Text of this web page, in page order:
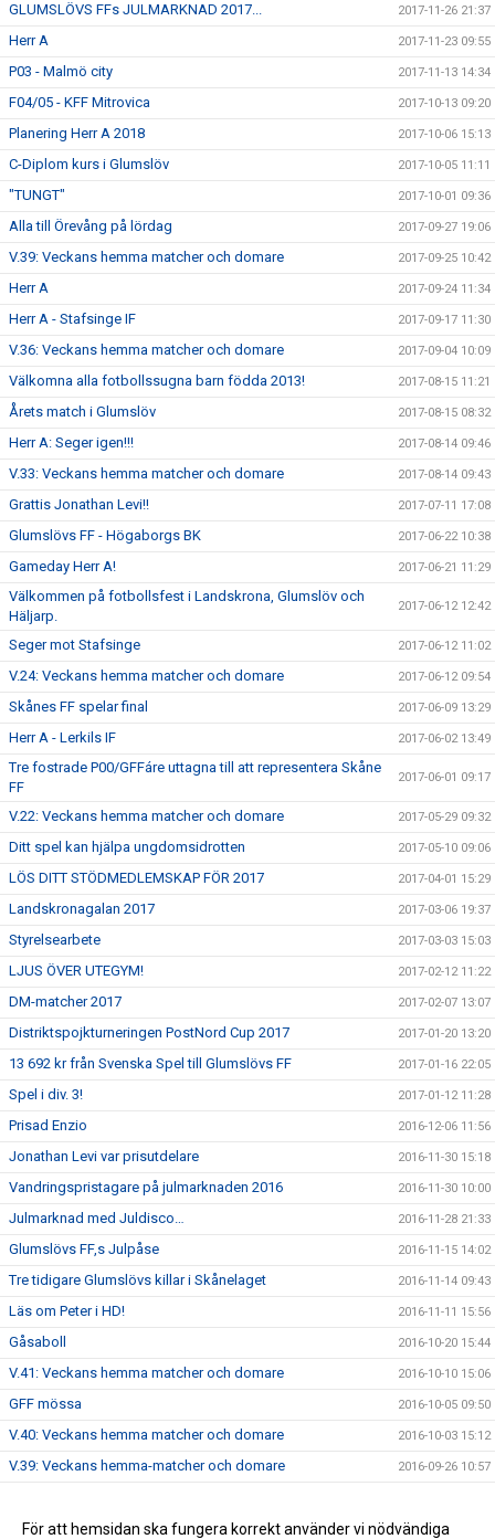
GLUMSLÖVS FFs JULMARKNAD 2017... 2017-11-26 21:37
Herr A 2017-11-23 09:55
P03 - Malmö city 2017-11-13 14:34
F04/05 - KFF Mitrovica 2017-10-13 09:20
Planering Herr A 2018 2017-10-06 15:13
C-Diplom kurs i Glumslöv 2017-10-05 11:11
"TUNGT" 2017-10-01 09:36
Alla till Örevång på lördag 2017-09-27 19:06
V.39: Veckans hemma matcher och domare 2017-09-25 10:42
Herr A 2017-09-24 11:34
Herr A - Stafsinge IF 2017-09-17 11:30
V.36: Veckans hemma matcher och domare 2017-09-04 10:09
Välkomna alla fotbollssugna barn födda 2013! 2017-08-15 11:21
Årets match i Glumslöv 2017-08-15 08:32
Herr A: Seger igen!!! 2017-08-14 09:46
V.33: Veckans hemma matcher och domare 2017-08-14 09:43
Grattis Jonathan Levi!! 2017-07-11 17:08
Glumslövs FF - Högaborgs BK 2017-06-22 10:38
Gameday Herr A! 2017-06-21 11:29
Välkommen på fotbollsfest i Landskrona, Glumslöv och
Häljarp.
2017-06-12 12:42
Seger mot Stafsinge 2017-06-12 11:02
V.24: Veckans hemma matcher och domare 2017-06-12 09:54
Skånes FF spelar final 2017-06-09 13:29
Herr A - Lerkils IF 2017-06-02 13:49
Tre fostrade P00/GFFáre uttagna till att representera Skåne
FF
2017-06-01 09:17
V.22: Veckans hemma matcher och domare 2017-05-29 09:32
Ditt spel kan hjälpa ungdomsidrotten 2017-05-10 09:06
LÖS DITT STÖDMEDLEMSKAP FÖR 2017 2017-04-01 15:29
Landskronagalan 2017 2017-03-06 19:37
Styrelsearbete 2017-03-03 15:03
LJUS ÖVER UTEGYM! 2017-02-12 11:22
DM-matcher 2017 2017-02-07 13:07
Distriktspojkturneringen PostNord Cup 2017 2017-01-20 13:20
13 692 kr från Svenska Spel till Glumslövs FF 2017-01-16 22:05
Spel i div. 3! 2017-01-12 11:28
Prisad Enzio 2016-12-06 11:56
Jonathan Levi var prisutdelare 2016-11-30 15:18
Vandringspristagare på julmarknaden 2016 2016-11-30 10:00
Julmarknad med Juldisco… 2016-11-28 21:33
Glumslövs FF,s Julpåse 2016-11-15 14:02
Tre tidigare Glumslövs killar i Skånelaget 2016-11-14 09:43
Läs om Peter i HD! 2016-11-11 15:56
Gåsaboll 2016-10-20 15:44
V.41: Veckans hemma matcher och domare 2016-10-10 15:06
GFF mössa 2016-10-05 09:50
V.40: Veckans hemma matcher och domare 2016-10-03 15:12
V.39: Veckans hemma-matcher och domare 2016-09-26 10:57
Info brev augusti 2016 2016-09-14 15:35
För att hemsidan ska fungera korrekt använder vi nödvändiga